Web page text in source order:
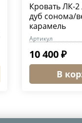
Кровать ЛК-
дуб сонома/
карамель
Артикул
10 400 ₽
В